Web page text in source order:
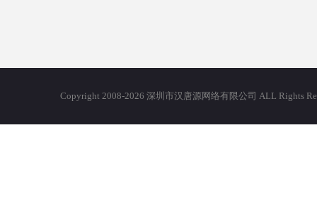
Copyright 2008-2026 深圳市汉唐源网络有限公司 ALL Rights